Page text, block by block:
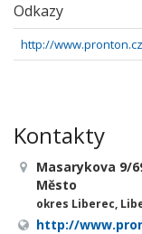
Odkazy
http://www.pronton.cz
Kontakty
Masarykova 9/
Město
okres Liberec,
http://